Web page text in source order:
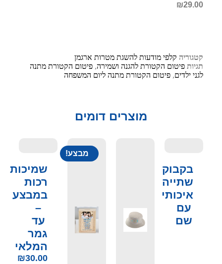
₪29.00
קטגוריה קלפי מודעות להשגת מטרות ארגמן
תגיות פיטום הקטורת להגנה ושמירה, פיטום הקטורת מתנה
לגני ילדים, פיטום הקטורת מתנה ליום המשפחה
מוצרים דומים
בקבוק
שתייה
איכותי
עם
שם
מבצע!
שמיכות
רכות
במבצע
–
עד
גמר
המלאי
₪30.00